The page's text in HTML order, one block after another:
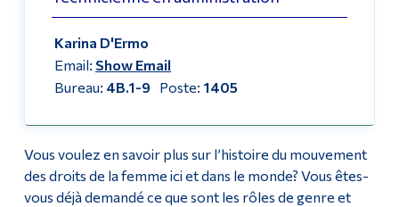
Karina D'Ermo
Email: Show Email
Bureau: 4B.1-9 Poste: 1405
Vous voulez en savoir plus sur l’histoire du mouvement
des droits de la femme ici et dans le monde? Vous êtes-
vous déjà demandé ce que sont les rôles de genre et